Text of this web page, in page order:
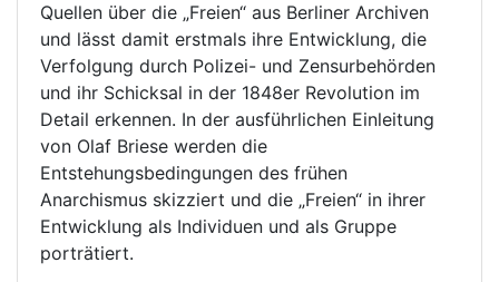
Quellen über die „Freien“ aus Berliner Archiven
und lässt damit erstmals ihre Entwicklung, die
Verfolgung durch Polizei- und Zensurbehörden
und ihr Schicksal in der 1848er Revolution im
Detail erkennen. In der ausführlichen Einleitung
von Olaf Briese werden die
Entstehungsbedingungen des frühen
Anarchismus skizziert und die „Freien“ in ihrer
Entwicklung als Individuen und als Gruppe
porträtiert.